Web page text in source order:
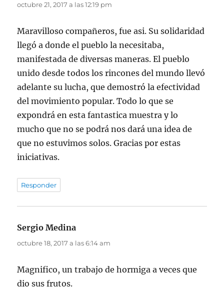
octubre 21, 2017 a las 12:19 pm
Maravilloso compañeros, fue asi. Su solidaridad
llegó a donde el pueblo la necesitaba,
manifestada de diversas maneras. El pueblo
unido desde todos los rincones del mundo llevó
adelante su lucha, que demostró la efectividad
del movimiento popular. Todo lo que se
expondrá en esta fantastica muestra y lo
mucho que no se podrá nos dará una idea de
que no estuvimos solos. Gracias por estas
iniciativas.
Responder
Sergio Medina
octubre 18, 2017 a las 6:14 am
Magnifico, un trabajo de hormiga a veces que
dio sus frutos.